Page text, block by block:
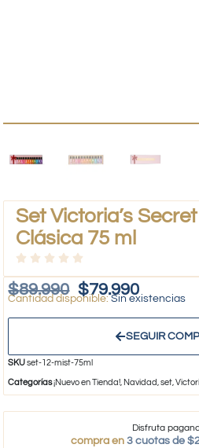
Set Victoria’s
Clásica 75 ml
$89.990 $79.990
Sin existencias
SEGUIR
SKUset-12-mist-75ml
Categorías¡Nuevo en Tienda!, Navidad ,set,
Disfruta
compra en 3 cuotas de